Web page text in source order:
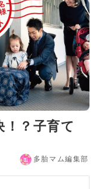
？子育て
多胎マム編集部